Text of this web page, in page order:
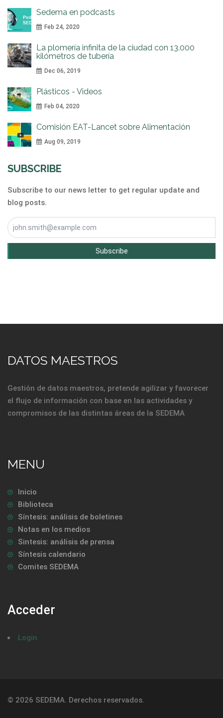
Sedema en podcasts
Feb 24, 2020
La plomería infinita de la ciudad con 13.000
kilómetros de tubería
Dec 06, 2019
Plásticos - Videos
Feb 04, 2020
Comisión EAT-Lancet sobre Alimentación
Aug 09, 2019
SUBSCRIBE
Subscribe to our news letter to get regular update and
blog posts.
Subscribe
DATOS MAESTROS
Gestión de datos maestros, pretende agilizar y favorecer
el flujo de información con base en las actividades y
compromisos de las distintas áreas de la SEDEMA
MENU
Inicio
Biblioteca
Síntesis: análisis de boletines
Notas en los medios
Sintesis: análisis de prensa
Síntesis calendario
Comites SEDEMA
Acceder
Login
© 2026 SEDEMA. Derechos reservados.